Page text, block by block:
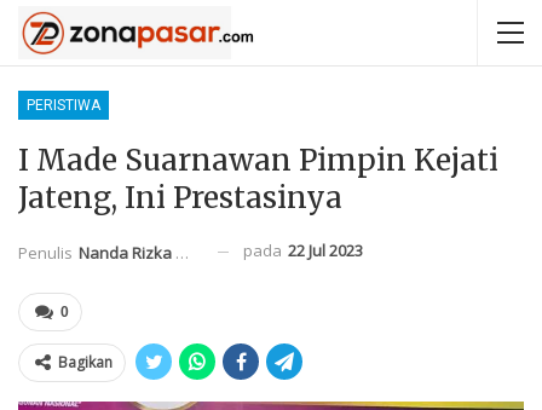
PERISTIWA
I Made Suarnawan Pimpin Kejati
Jateng, Ini Prestasinya
Penulis Nanda Rizka Mahendra pada 22 Jul 2023
0
Bagikan